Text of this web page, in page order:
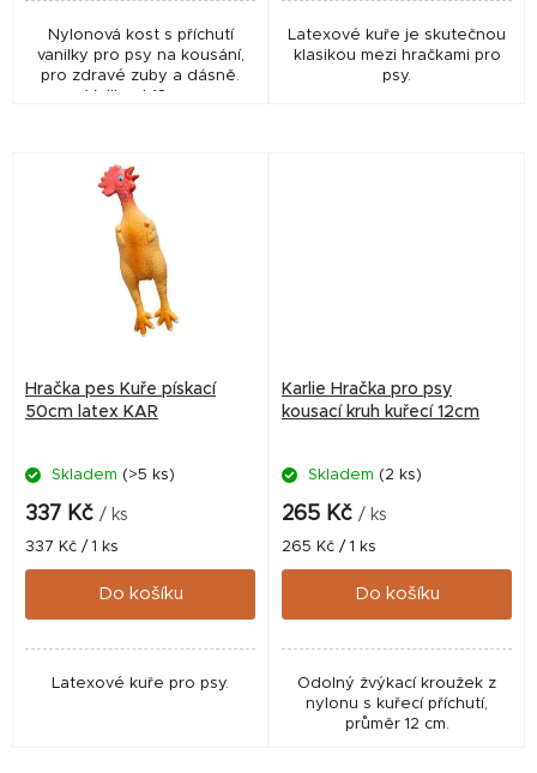
Nylonová kost s příchutí
vanilky pro psy na kousání,
pro zdravé zuby a dásně.
Velikost 13 cm.
Latexové kuře je skutečnou
klasikou mezi hračkami pro
psy.
Hračka pes Kuře pískací
50cm latex KAR
Skladem (>5 ks)
337 Kč / ks
Měrná
cena:
337 Kč / 1 ks
Do košíku
Latexové kuře pro psy.
Karlie Hračka pro psy
kousací kruh kuřecí 12cm
Skladem (2 ks)
265 Kč / ks
Měrná
cena:
265 Kč / 1 ks
Do košíku
Odolný žvýkací kroužek z
nylonu s kuřecí příchutí,
průměr 12 cm.